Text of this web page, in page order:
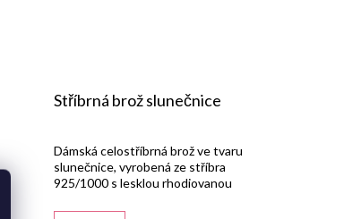
Stříbrná brož slunečnice
Dámská celostříbrná brož ve tvaru
slunečnice, vyrobená ze stříbra
925/1000 s lesklou rhodiovanou
rytinou.